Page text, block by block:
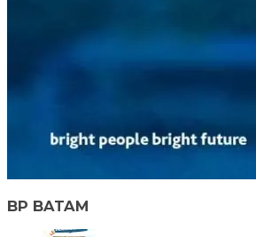
BP BATAM